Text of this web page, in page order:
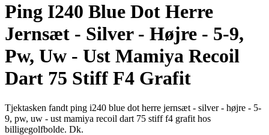
Ping I240 Blue Dot Herre
Jernsæt - Silver - Højre - 5-9,
Pw, Uw - Ust Mamiya Recoil
Dart 75 Stiff F4 Grafit
Tjektasken fandt ping i240 blue dot herre jernsæt - silver - højre - 5-
9, pw, uw - ust mamiya recoil dart 75 stiff f4 grafit hos
billigegolfbolde. Dk.